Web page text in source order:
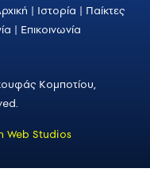
| Ιστορία | Παίκτες
| Επικοινωνία
Κομποτίου,
Web Studios